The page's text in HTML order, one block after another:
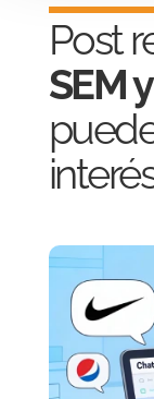
Post
SEM